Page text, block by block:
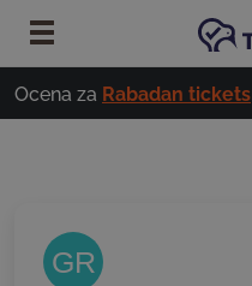
Preskoči na glavno vsebino
Ocena za Rabadan tickets
GR